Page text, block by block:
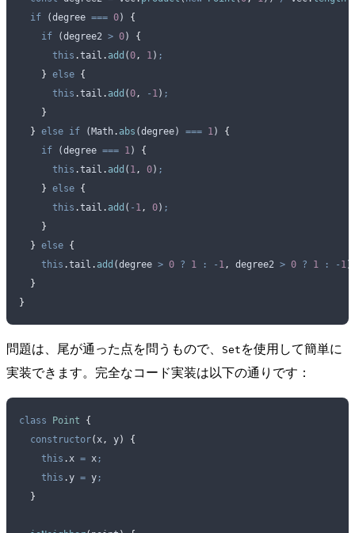
  if
(degree === 0) {
    if
(degree2 > 0) {
      this
.tail . add (0, 1) ;
    }
else {
      this
.tail . add (0, - 1) ;
    }
  }
else if ( Math. abs (degree) === 1) {
    if
(degree === 1) {
      this
.tail . add ( 1, 0) ;
    }
else {
      this
.tail . add ( - 1, 0) ;
    }
  }
else {
    this
.tail . add (degree > 0 ? 1 : - 1, degree2 > 0 ? 1 : - 1)
  }
}
問題は、尾が通った点を問うもので、 Set を使用して簡単に
実装できます。完全なコード実装は以下の通りです：
class Point {
  constructor
( x , y)
{
    this
. x = x ;
    this
.y = y ;
  }